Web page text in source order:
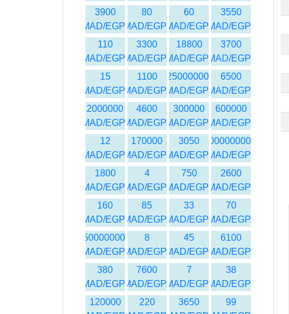
3550
MAD/EGP
60
MAD/EGP
80
MAD/EGP
3900
MAD/EGP
3700
MAD/EGP
18800
MAD/EGP
3300
MAD/EGP
110
MAD/EGP
6500
MAD/EGP
25000000
MAD/EGP
1100
MAD/EGP
15
MAD/EGP
600000
MAD/EGP
300000
MAD/EGP
4600
MAD/EGP
2000000
MAD/EGP
1000000000
MAD/EGP
3050
MAD/EGP
170000
MAD/EGP
12
MAD/EGP
2600
MAD/EGP
750
MAD/EGP
4
MAD/EGP
1800
MAD/EGP
70
MAD/EGP
33
MAD/EGP
85
MAD/EGP
160
MAD/EGP
6100
MAD/EGP
45
MAD/EGP
8
MAD/EGP
50000000
MAD/EGP
38
MAD/EGP
7
MAD/EGP
7600
MAD/EGP
380
MAD/EGP
99
3650
220
120000